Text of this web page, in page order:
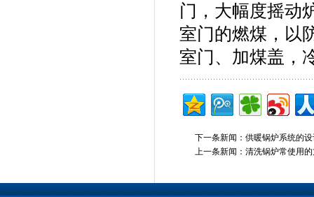
门，大幅度摇动
室门的燃煤，以
室门、加煤盖，
下一条新闻： 供暖锅炉系统的
上一条新闻： 清洗锅炉常使用